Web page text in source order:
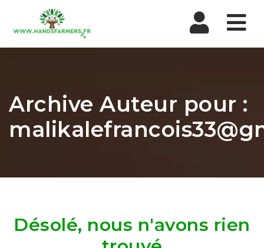
Archive Auteur pour :
Désolé, nous n'avons rien